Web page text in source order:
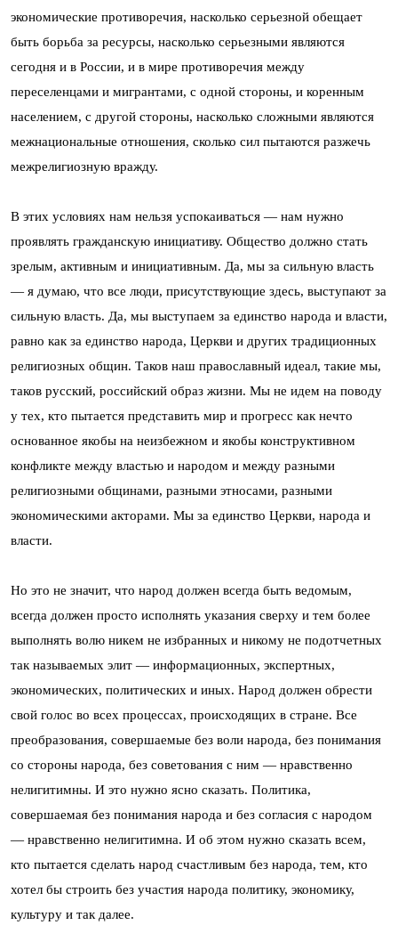
экономические противоречия, насколько серьезной обещает
быть борьба за ресурсы, насколько серьезными являются
сегодня и в России, и в мире противоречия между
переселенцами и мигрантами, с одной стороны, и коренным
населением, с другой стороны, насколько сложными являются
межнациональные отношения, сколько сил пытаются разжечь
межрелигиозную вражду.
В этих условиях нам нельзя успокаиваться — нам нужно
проявлять гражданскую инициативу. Общество должно стать
зрелым, активным и инициативным. Да, мы за сильную власть
— я думаю, что все люди, присутствующие здесь, выступают за
сильную власть. Да, мы выступаем за единство народа и власти,
равно как за единство народа, Церкви и других традиционных
религиозных общин. Таков наш православный идеал, такие мы,
таков русский, российский образ жизни. Мы не идем на поводу
у тех, кто пытается представить мир и прогресс как нечто
основанное якобы на неизбежном и якобы конструктивном
конфликте между властью и народом и между разными
религиозными общинами, разными этносами, разными
экономическими акторами. Мы за единство Церкви, народа и
власти.
Но это не значит, что народ должен всегда быть ведомым,
всегда должен просто исполнять указания сверху и тем более
выполнять волю никем не избранных и никому не подотчетных
так называемых элит — информационных, экспертных,
экономических, политических и иных. Народ должен обрести
свой голос во всех процессах, происходящих в стране. Все
преобразования, совершаемые без воли народа, без понимания
со стороны народа, без советования с ним — нравственно
нелигитимны. И это нужно ясно сказать. Политика,
совершаемая без понимания народа и без согласия с народом
— нравственно нелигитимна. И об этом нужно сказать всем,
кто пытается сделать народ счастливым без народа, тем, кто
хотел бы строить без участия народа политику, экономику,
культуру и так далее.